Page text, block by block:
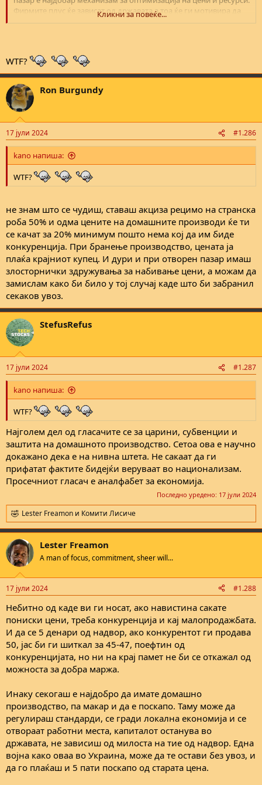
Фирмите плус ќе зависат од државата а тоа ќе ги мотивира да
го корумираат политичкиот систем.
Кликни за повеќе...
WTF?
Ron Burgundy
17 јули 2024 #1.286
kano напиша:
WTF?
не знам што се чудиш, ставаш акциза рецимо на странска
роба 50% и одма цените на домашните производи ќе ти
се качат за 20% минимум пошто нема кој да им биде
конкуренција. При бранење производство, цената ја
плаќа крајниот купец. И дури и при отворен пазар имаш
злосторнички здружувања за набивање цени, а можам да
замислам како би било у тој случај каде што би забранил
секаков увоз.
StefusRefus
17 јули 2024 #1.287
kano напиша:
WTF?
Најголем дел од гласачите се за царини, субвенции и
заштита на домашното производство. Сетоа ова е научно
докажано дека е на нивна штета. Не сакаат да ги
прифатат фактите бидејќи веруваат во национализам.
Просечниот гласач е аналфабет за економија.
Последно уредено: 17 јули 2024
R
e
a
c
t
i
s
Lester Freamon и Комити Лисиче
Lester Freamon
A man of focus, commitment, sheer will...
17 јули 2024 #1.288
Небитно од каде ви ги носат, ако навистина сакате
пониски цени, треба конкуренција и кај малопродажбата.
И да се 5 денари од надвор, ако конкурентот ги продава
50, јас би ги шиткал за 45-47, поефтин од
конкуренцијата, но ни на крај памет не би се откажал од
можноста за добра маржа.
Инаку секогаш е најдобро да имате домашно
производство, па макар и да е поскапо. Таму може да
регулираш стандарди, се гради локална економија и се
отвораат работни места, капиталот останува во
државата, не зависиш од милоста на тие од надвор. Една
војна како оваа во Украина, може да те остави без увоз, и
да го плаќаш и 5 пати поскапо од старата цена.